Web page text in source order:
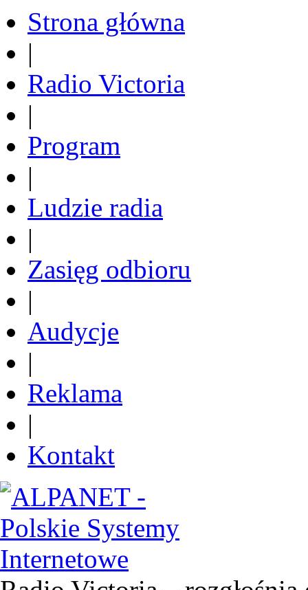
Strona główna
|
Radio Victoria
|
Program
|
Ludzie radia
|
Zasięg odbioru
|
Audycje
|
Reklama
|
Kontakt